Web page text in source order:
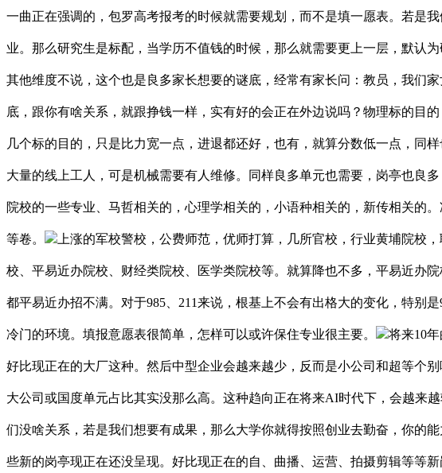
一曲正在强调的，包罗高考报考的时候就需要规划，而不是填一愿表。若是
业。那么研究生是标配，当学历不值钱的时候，那么就需要更上一层，默认
其他维度不说，这个也是良多家长想要的谜底，经常有家长问：教员，我们
底，跟你有啥关系，就跟挣钱一样，实有好的会正在外边说吗？物理标的目
几个标的目的，只是比力宽一点，进退都还好，也有，就算分数低一点，同
大量的线上工人，可是机械需要有人维修。同样良多单元也需要，岗亭也良
院校的一些专业、马哲相关的，心理学相关的，小语种相关的，新传相关的
等卷。 上涨的军校警校，公费师范，优师打算，几所官校，行业黄埔院校
校、平易近办院校、财经类院校、医学类院校等。就算降也不多，平易近办
都平易近办招不满。对于985、211来说，根基上不会有出格大的变化，特别
冷门的环境。填报意愿表很简单，怎样可以或许保住专业很主要。 将来10
好比现正在的大厂这种。然后中型企业会越来越少，反而是小公司和超等个
大公司或国度单元占比其实没那么高。这种趋向正在将来AI时代下，会越来
们没啥关系，若是我们想要有成果，那么大学你就得按照创业去勤奋，你的
些新的岗亭现正在还没呈现。好比现正在的自、曲播、运营、拍摄剪辑等等